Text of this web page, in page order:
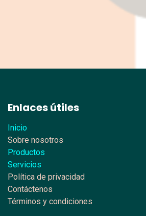
Enlaces útiles
Inicio
Sobre nosotros
Productos
Servicios
Política de privacidad
Contáctenos
Términos y condiciones